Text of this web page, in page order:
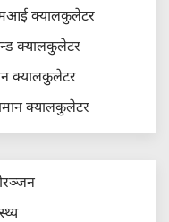
क्यालकुलेटर
क्यालकुलेटर
क्यालकुलेटर
क्यालकुलेटर